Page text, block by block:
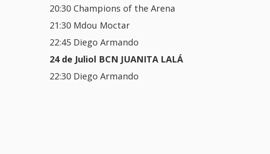
20:30 Champions of the Arena
21:30 Mdou Moctar
22:45 Diego Armando
24 de Juliol BCN JUANITA LALÁ
22:30 Diego Armando